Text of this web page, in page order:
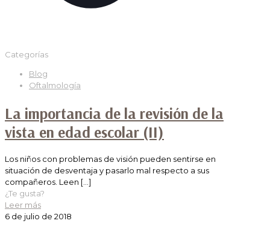
Categorías
Blog
Oftalmología
La importancia de la revisión de la
vista en edad escolar (II)
Los niños con problemas de visión pueden sentirse en
situación de desventaja y pasarlo mal respecto a sus
compañeros. Leen […]
¿Te gusta?
Leer más
6 de julio de 2018